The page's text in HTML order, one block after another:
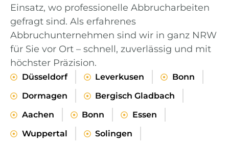
Einsatz, wo professionelle Abbrucharbeiten
gefragt sind. Als erfahrenes
Abbruchunternehmen sind wir in ganz NRW
für Sie vor Ort – schnell, zuverlässig und mit
höchster Präzision.
Düsseldorf Leverkusen
Bonn
Dormagen
Bergisch Gladbach
Aachen
Bonn
Essen
Wuppertal
Solingen